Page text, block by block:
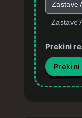
Zastave
Zastave
Prekini
Prekini